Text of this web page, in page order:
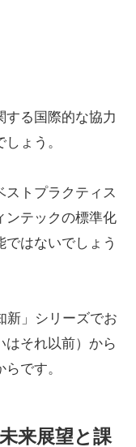
する国際的な協力
ょう。
ストプラクティス
ンテックの標準化
はないでしょう
新」シリーズでお
はそれ以前）から
です。
来展望と課